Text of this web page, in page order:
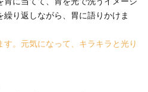
り返しながら、胃に語りかけま
す。元気になって、キラキラと光り